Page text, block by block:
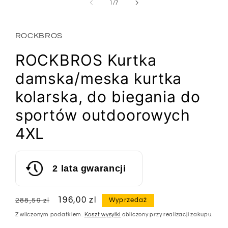
1 /z7
ROCKBROS
ROCKBROS Kurtka
damska/meska kurtka
kolarska, do biegania do
sportów outdoorowych
4XL
2 lata gwarancji
Cena
regularna
288,59 zl
Cena
sprzedaży
196,00 zl Wyprzedaż
Z wliczonym podatkiem. Koszt wysyłki obliczony przy realizacji zakupu.